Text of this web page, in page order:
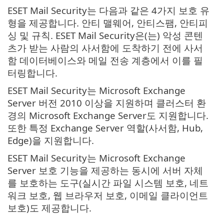
ESET Mail Security는 다음과 같은 4가지 보호 유
형을 제공합니다. 안티 맬웨어, 안티스팸, 안티피
싱 및 규칙. ESET Mail Security은(는) 악성 콘텐
츠가 받는 사람의 사서함에 도착하기 전에 사서
함 데이터베이스와 메일 전송 계층에서 이를 필
터링합니다.
ESET Mail Security는 Microsoft Exchange
Server 버전 2010 이상을 지원하며 클러스터 환
경의 Microsoft Exchange Server도 지원합니다.
또한 특정 Exchange Server 역할(사서함, Hub,
Edge)을 지원합니다.
ESET Mail Security는 Microsoft Exchange
Server 보호 기능을 제공하는 동시에 서버 자체
를 보호하는 도구(실시간 파일 시스템 보호, 네트
워크 보호, 웹 브라우저 보호, 이메일 클라이언트
보호)도 제공합니다.